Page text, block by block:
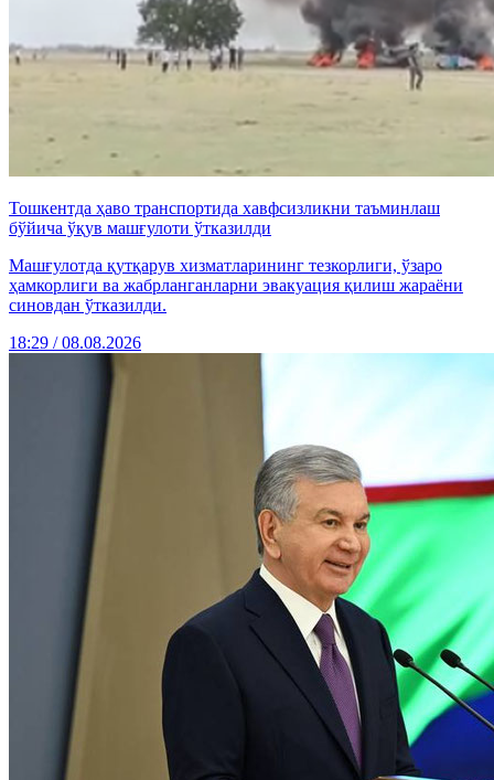
Тошкентда ҳаво транспортида хавфсизликни таъминлаш
бўйича ўқув машғулоти ўтказилди
Машғулотда қутқарув хизматларининг тезкорлиги, ўзаро
ҳамкорлиги ва жабрланганларни эвакуация қилиш жараёни
синовдан ўтказилди.
18:29 / 08.08.2026